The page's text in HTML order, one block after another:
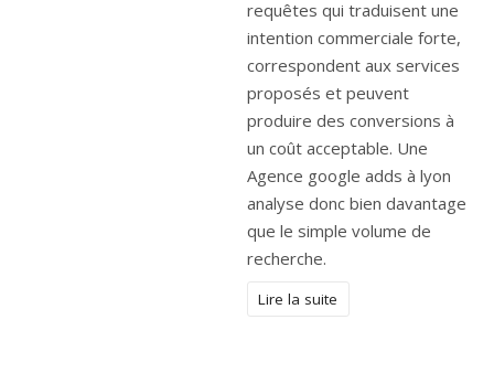
requêtes qui traduisent une
intention commerciale forte,
correspondent aux services
proposés et peuvent
produire des conversions à
un coût acceptable. Une
Agence google adds à lyon
analyse donc bien davantage
que le simple volume de
recherche.
Lire la suite